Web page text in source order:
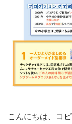
こんにちは、コ